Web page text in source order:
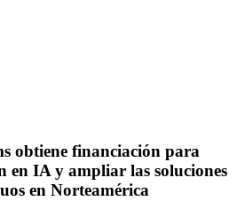
obtiene financiación para
en IA y ampliar las soluciones
en Norteamérica